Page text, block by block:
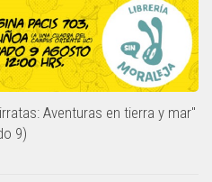
Aventuras en tierra y mar"
9)